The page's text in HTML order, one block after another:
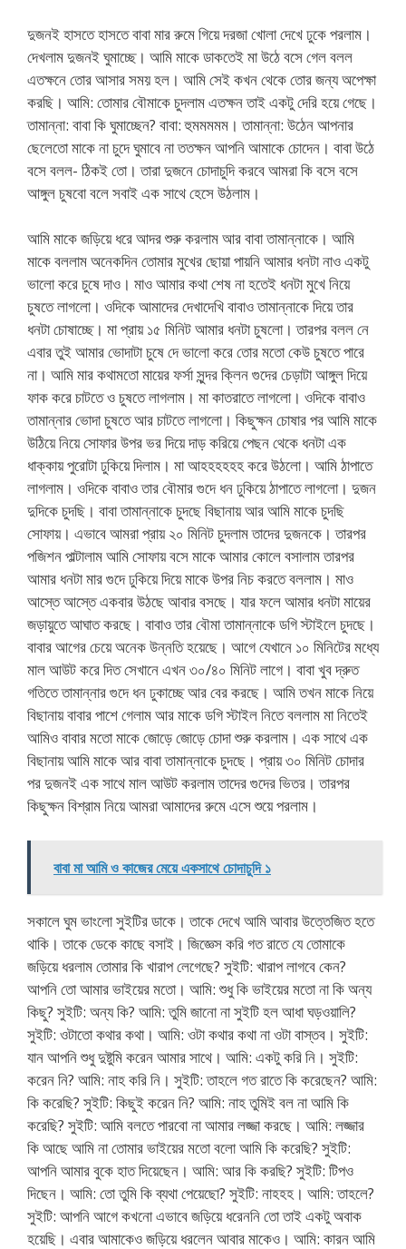
দুজনই হাসতে হাসতে বাবা মার রুমে গিয়ে দরজা খোলা দেখে ঢুকে পরলাম।
দেখলাম দুজনই ঘুমাচ্ছে। আমি মাকে ডাকতেই মা উঠে বসে গেল বলল
এতক্ষনে তোর আসার সময় হল। আমি সেই কখন থেকে তোর জন্য অপেক্ষা
করছি। আমি: তোমার বৌমাকে চুদলাম এতক্ষন তাই একটু দেরি হয়ে গেছে।
তামান্না: বাবা কি ঘুমাচ্ছেন? বাবা: হুমমমমম। তামান্না: উঠেন আপনার
ছেলেতো মাকে না চুদে ঘুমাবে না ততক্ষন আপনি আমাকে চোদেন। বাবা উঠে
বসে বলল- ঠিকই তো। তারা দুজনে চোদাচুদি করবে আমরা কি বসে বসে
আঙ্গুল চুষবো বলে সবাই এক সাথে হেসে উঠলাম।
আমি মাকে জড়িয়ে ধরে আদর শুরু করলাম আর বাবা তামান্নাকে। আমি
মাকে বললাম অনেকদিন তোমার মুখের ছোয়া পায়নি আমার ধনটা নাও একটু
ভালো করে চুষে দাও। মাও আমার কথা শেষ না হতেই ধনটা মুখে নিয়ে
চুষতে লাগলো। ওদিকে আমাদের দেখাদেখি বাবাও তামান্নাকে দিয়ে তার
ধনটা চোষাচ্ছে। মা প্রায় ১৫ মিনিট আমার ধনটা চুষলো। তারপর বলল নে
এবার তুই আমার ভোদাটা চুষে দে ভালো করে তোর মতো কেউ চুষতে পারে
না। আমি মার কথামতো মায়ের ফর্সা সুন্দর ক্লিন গুদের চেড়াটা আঙ্গুল দিয়ে
ফাক করে চাটতে ও চুষতে লাগলাম। মা কাতরাতে লাগলো। ওদিকে বাবাও
তামান্নার ভোদা চুষতে আর চাটতে লাগলো। কিছুক্ষন চোষার পর আমি মাকে
উঠিয়ে নিয়ে সোফার উপর ভর দিয়ে দাড় করিয়ে পেছন থেকে ধনটা এক
ধাক্কায় পুরোটা ঢুকিয়ে দিলাম। মা আহহহহহহ করে উঠলো। আমি ঠাপাতে
লাগলাম। ওদিকে বাবাও তার বৌমার গুদে ধন ঢুকিয়ে ঠাপাতে লাগলো। দুজন
দুদিকে চুদছি। বাবা তামান্নাকে চুদছে বিছানায় আর আমি মাকে চুদছি
সোফায়। এভাবে আমরা প্রায় ২০ মিনিট চুদলাম তাদের দুজনকে। তারপর
পজিশন পাল্টালাম আমি সোফায় বসে মাকে আমার কোলে বসালাম তারপর
আমার ধনটা মার গুদে ঢুকিয়ে দিয়ে মাকে উপর নিচ করতে বললাম। মাও
আস্তে আস্তে একবার উঠছে আবার বসছে। যার ফলে আমার ধনটা মায়ের
জড়ায়ুতে আঘাত করছে। বাবাও তার বৌমা তামান্নাকে ডগি স্টাইলে চুদছে।
বাবার আগের চেয়ে অনেক উন্নতি হয়েছে। আগে যেখানে ১০ মিনিটের মধ্যে
মাল আউট করে দিত সেখানে এখন ৩০/৪০ মিনিট লাগে। বাবা খুব দ্রুত
গতিতে তামান্নার গুদে ধন ঢুকাচ্ছে আর বের করছে। আমি তখন মাকে নিয়ে
বিছানায় বাবার পাশে গেলাম আর মাকে ডগি স্টাইল নিতে বললাম মা নিতেই
আমিও বাবার মতো মাকে জোড়ে জোড়ে চোদা শুরু করলাম। এক সাথে এক
বিছানায় আমি মাকে আর বাবা তামান্নাকে চুদছে। প্রায় ৩০ মিনিট চোদার
পর দুজনই এক সাথে মাল আউট করলাম তাদের গুদের ভিতর। তারপর
কিছুক্ষন বিশ্রাম নিয়ে আমরা আমাদের রুমে এসে শুয়ে পরলাম।
বাবা মা আমি ও কাজের মেয়ে একসাথে চোদাচুদি ১
সকালে ঘুম ভাংলো সুইটির ডাকে। তাকে দেখে আমি আবার উত্তেজিত হতে
থাকি। তাকে ডেকে কাছে বসাই। জিজ্ঞেস করি গত রাতে যে তোমাকে
জড়িয়ে ধরলাম তোমার কি খারাপ লেগেছে? সুইটি: খারাপ লাগবে কেন?
আপনি তো আমার ভাইয়ের মতো। আমি: শুধু কি ভাইয়ের মতো না কি অন্য
কিছু? সুইটি: অন্য কি? আমি: তুমি জানো না সুইটি হল আধা ঘড়ওয়ালি?
সুইটি: ওটাতো কথার কথা। আমি: ওটা কথার কথা না ওটা বাস্তব। সুইটি:
যান আপনি শুধু দুষ্টুমি করেন আমার সাথে। আমি: একটু করি নি। সুইটি:
করেন নি? আমি: নাহ করি নি। সুইটি: তাহলে গত রাতে কি করেছেন? আমি:
কি করেছি? সুইটি: কিছুই করেন নি? আমি: নাহ তুমিই বল না আমি কি
করেছি? সুইটি: আমি বলতে পারবো না আমার লজ্জা করছে। আমি: লজ্জার
কি আছে আমি না তোমার ভাইয়ের মতো বলো আমি কি করেছি? সুইটি:
আপনি আমার বুকে হাত দিয়েছেন। আমি: আর কি করছি? সুইটি: টিপও
দিছেন। আমি: তো তুমি কি ব্যথা পেয়েছো? সুইটি: নাহহহ। আমি: তাহলে?
সুইটি: আপনি আগে কখনো এভাবে জড়িয়ে ধরেননি তো তাই একটু অবাক
হয়েছি। এবার আমাকেও জড়িয়ে ধরলেন আবার মাকেও। আমি: কারন আমি